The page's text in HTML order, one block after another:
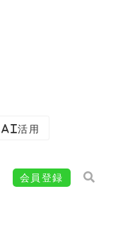
AI活用
会員登録